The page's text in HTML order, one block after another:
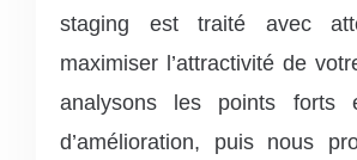
staging est traité avec
maximiser l’attractivité de
analysons les points forts
d’amélioration, puis nous